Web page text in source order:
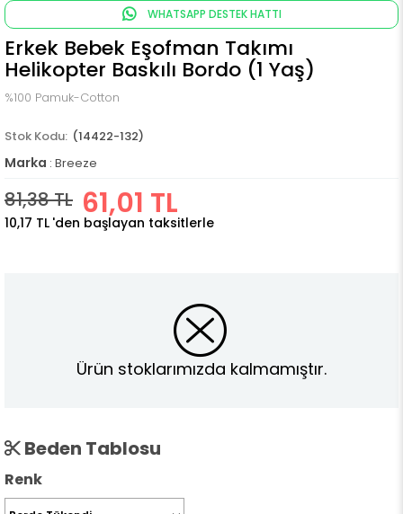
WHATSAPP DESTEK HATTI
Erkek Bebek Eşofman Takımı
Helikopter Baskılı Bordo (1 Yaş)
%100 Pamuk-Cotton
(14422-132)
Marka : Breeze
81,38 TL 61,01 TL
10,17 TL 'den başlayan taksitlerle
Ürün stoklarımızda kalmamıştır.
Beden Tablosu
Renk